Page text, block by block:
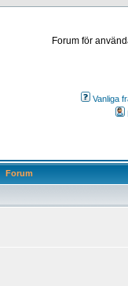
Forum för
Vanliga
Forum